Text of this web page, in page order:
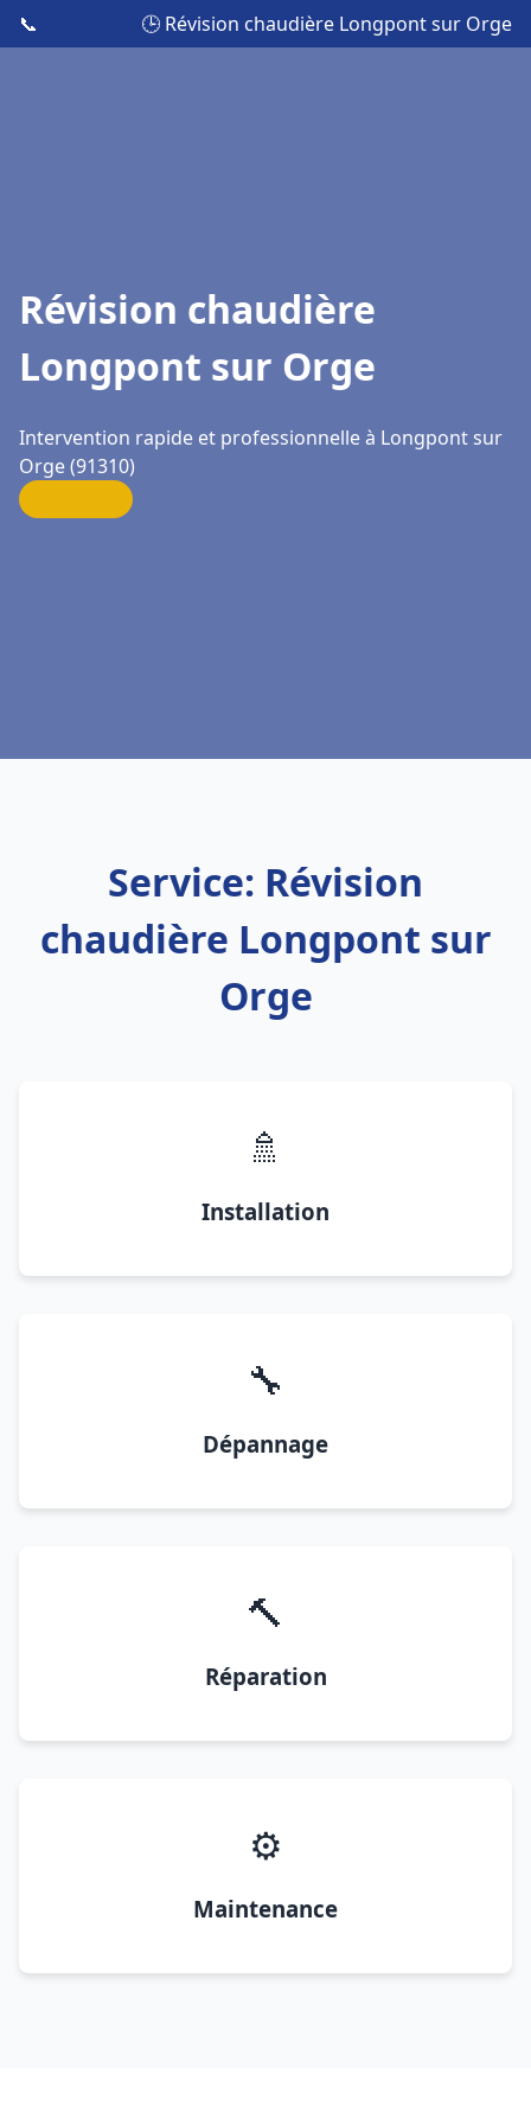
📞 🕒 Révision chaudière Longpont sur Orge
Révision chaudière
Longpont sur Orge
Intervention rapide et professionnelle à Longpont sur
Orge (91310)
Service: Révision
chaudière Longpont sur
Orge
🚿
Installation
🔧
Dépannage
🔨
Réparation
⚙️
Maintenance